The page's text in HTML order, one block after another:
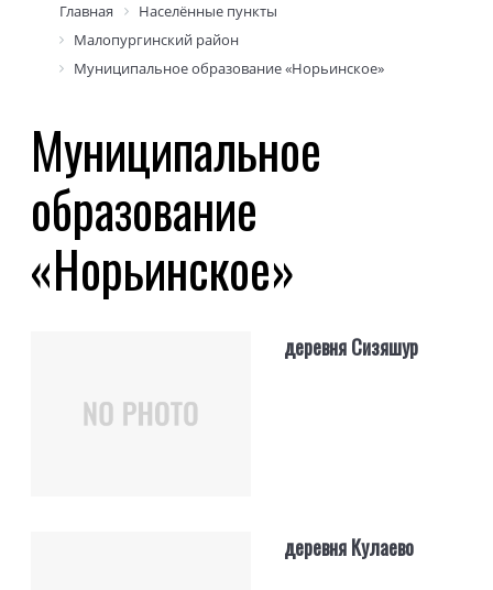
Главная
Населённые пункты
Малопургинский район
Муниципальное образование «Норьинское»
Муниципальное
образование
«Норьинское»
деревня Сизяшур
деревня Кулаево